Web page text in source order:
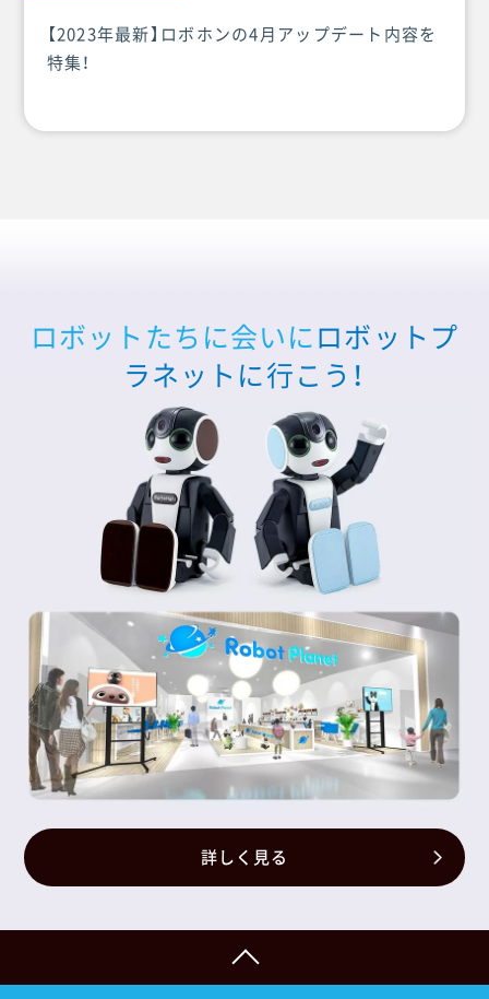
【2023年最新】ロボホンの4月アップデート内容を
特集！
ロボットたちに会いにロボットプ
ラネットに行こう！
詳しく見る